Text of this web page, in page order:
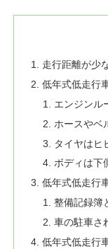
走行距離が少
低年式低走行
エンジンル
ホースやベ
タイヤはヒ
ボディは下
低年式低走行
整備記録簿
車の駐車さ
低年式低走行